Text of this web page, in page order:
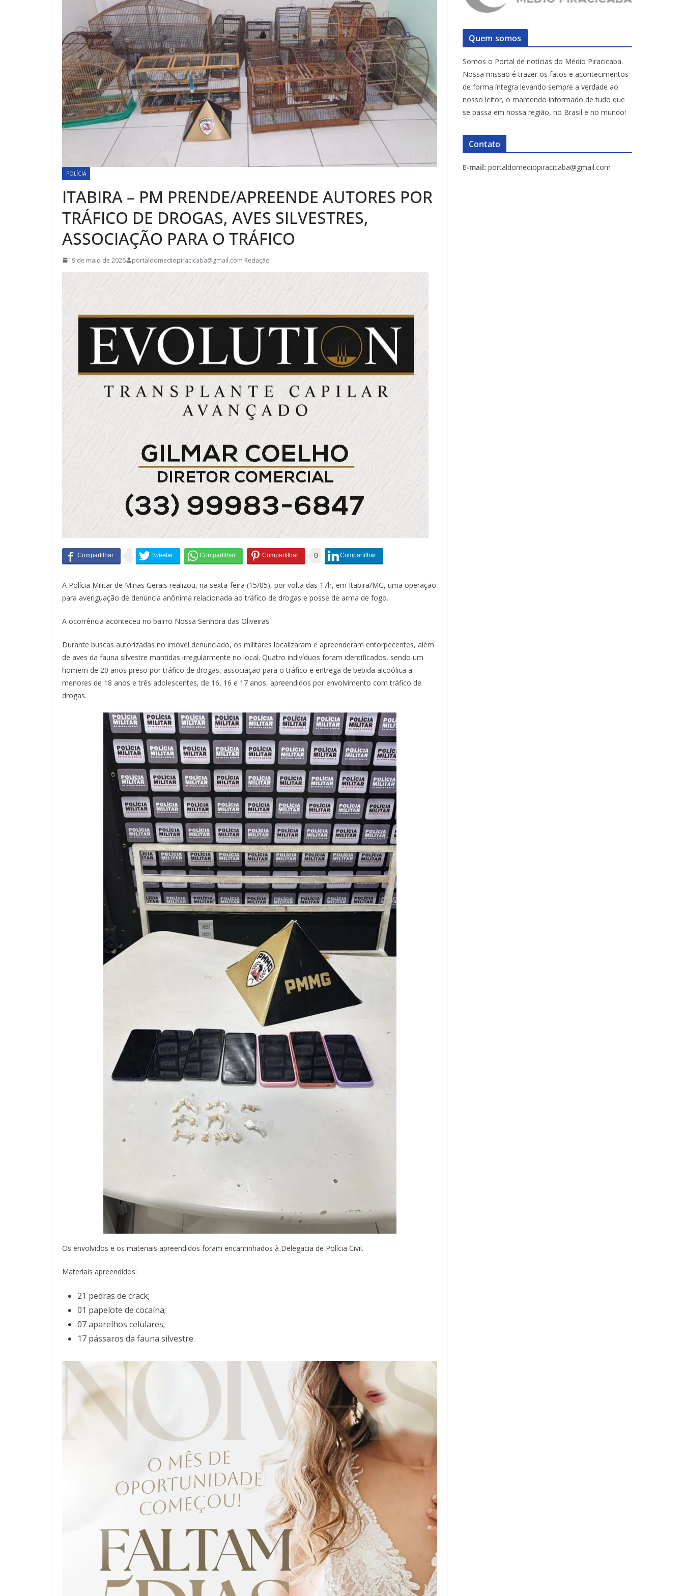
POLÍCIA
ITABIRA – PM PRENDE/APREENDE AUTORES POR
TRÁFICO DE DROGAS, AVES SILVESTRES,
ASSOCIAÇÃO PARA O TRÁFICO
19 de maio de 2026 portaldomediopiracicaba@gmail.com Redação
0
A Polícia Militar de Minas Gerais realizou, na sexta-feira (15/05), por volta das 17h, em Itabira/MG, uma operação
para averiguação de denúncia anônima relacionada ao tráfico de drogas e posse de arma de fogo.
A ocorrência aconteceu no bairro Nossa Senhora das Oliveiras.
Durante buscas autorizadas no imóvel denunciado, os militares localizaram e apreenderam entorpecentes, além
de aves da fauna silvestre mantidas irregularmente no local. Quatro indivíduos foram identificados, sendo um
homem de 20 anos preso por tráfico de drogas, associação para o tráfico e entrega de bebida alcoólica a
menores de 18 anos e três adolescentes, de 16, 16 e 17 anos, apreendidos por envolvimento com tráfico de
drogas.
Os envolvidos e os materiais apreendidos foram encaminhados à Delegacia de Polícia Civil.
Materiais apreendidos:
21 pedras de crack;
01 papelote de cocaína;
07 aparelhos celulares;
17 pássaros da fauna silvestre.
Quem somos
Somos o Portal de notícias do Médio Piracicaba.
Nossa missão é trazer os fatos e acontecimentos
de forma íntegra levando sempre a verdade ao
nosso leitor, o mantendo informado de tudo que
se passa em nossa região, no Brasil e no mundo!
Contato
E-mail: portaldomediopiracicaba@gmail.com